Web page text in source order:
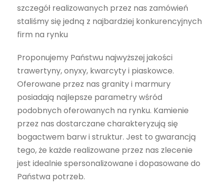
szczegół realizowanych przez nas zamówień
staliśmy się jedną z najbardziej konkurencyjnych
firm na rynku
Proponujemy Państwu najwyższej jakości
trawertyny, onyxy, kwarcyty i piaskowce.
Oferowane przez nas granity i marmury
posiadają najlepsze parametry wśród
podobnych oferowanych na rynku. Kamienie
przez nas dostarczane charakteryzują się
bogactwem barw i struktur. Jest to gwarancją
tego, że każde realizowane przez nas zlecenie
jest idealnie spersonalizowane i dopasowane do
Państwa potrzeb.